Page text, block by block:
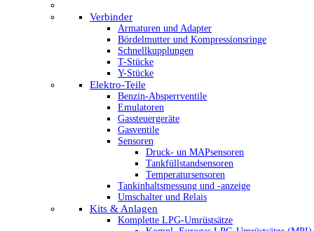
Verbinder
Armaturen und Adapter
Bördelmutter und Kompressionsringe
Schnellkupplungen
T-Stücke
Y-Stücke
Elektro-Teile
Benzin-Absperrventile
Emulatoren
Gassteuergeräte
Gasventile
Sensoren
Druck- un MAPsensoren
Tankfüllstandsensoren
Temperatursensoren
Tankinhaltsmessung und -anzeige
Umschalter und Relais
Kits & Anlagen
Komplette LPG-Umrüstsätze